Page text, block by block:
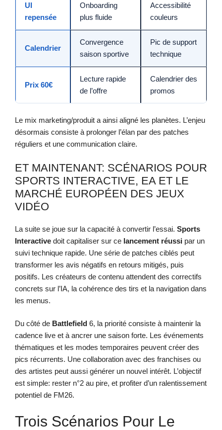
UI
repensée
Onboarding
plus fluide
Accessibilité
couleurs
Calendrier
Convergence
saison sportive
Pic de support
technique
Prix 60€
Lecture rapide
de l’offre
Calendrier des
promos
Le mix marketing/produit a ainsi aligné les planètes. L’enjeu
désormais consiste à prolonger l’élan par des patches
réguliers et une communication claire.
ET MAINTENANT: SCÉNARIOS POUR
SPORTS INTERACTIVE, EA ET LE
MARCHÉ EUROPÉEN DES JEUX
VIDÉO
La suite se joue sur la capacité à convertir l’essai. Sports
Interactive doit capitaliser sur ce lancement réussi par un
suivi technique rapide. Une série de patches ciblés peut
transformer les avis négatifs en retours mitigés, puis
positifs. Les créateurs de contenu attendent des correctifs
concrets sur l’IA, la cohérence des tirs et la navigation dans
les menus.
Du côté de Battlefield 6, la priorité consiste à maintenir la
cadence live et à ancrer une saison forte. Les événements
thématiques et les modes temporaires peuvent créer des
pics récurrents. Une collaboration avec des franchises ou
des artistes peut aussi générer un nouvel intérêt. L’objectif
est simple: rester n°2 au pire, et profiter d’un ralentissement
potentiel de FM26.
Trois Scénarios Pour Le